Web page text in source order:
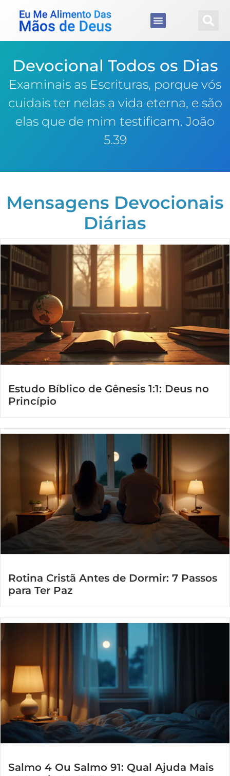
Devocional Todos os Dias
Examinais as Escrituras, porque vós
cuidais ter nelas a vida eterna, e são
elas que de mim testificam. João
5.39
Mensagens Devocionais
Diárias
Estudo Bíblico de Gênesis 1:1: Deus no
Princípio
Rotina Cristã Antes de Dormir: 7 Passos
para Ter Paz
Salmo 4 Ou Salmo 91: Qual Ajuda Mais